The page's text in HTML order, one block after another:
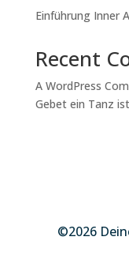
Einführung Inner
Recent
A WordPress
Gebet ein Tanz
©2026